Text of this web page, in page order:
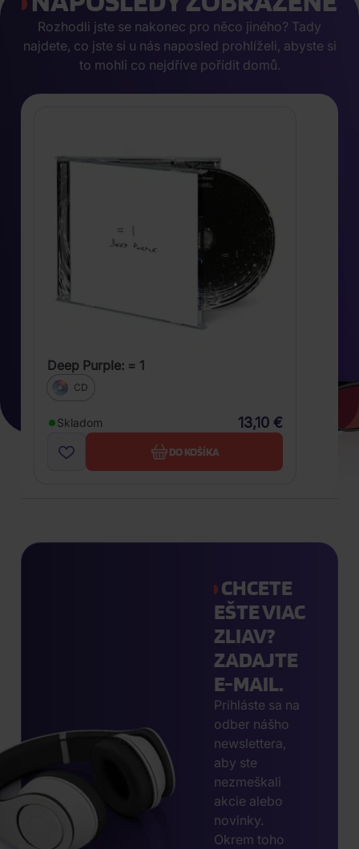
Rozhodli jste se nakonec pro něco jiného? Tady
najdete, co jste si u nás naposled prohlíželi, abyste si
to mohli co nejdříve pořídit domů.
Deep Purple: = 1
CD
Skladom 13,10 €
DO KOŠÍKA
CHCETE
EŠTE VIAC
ZLIAV?
ZADAJTE
E-MAIL.
Prihláste sa na
odber nášho
newslettera,
aby ste
nezmeškali
akcie alebo
novinky.
Okrem toho